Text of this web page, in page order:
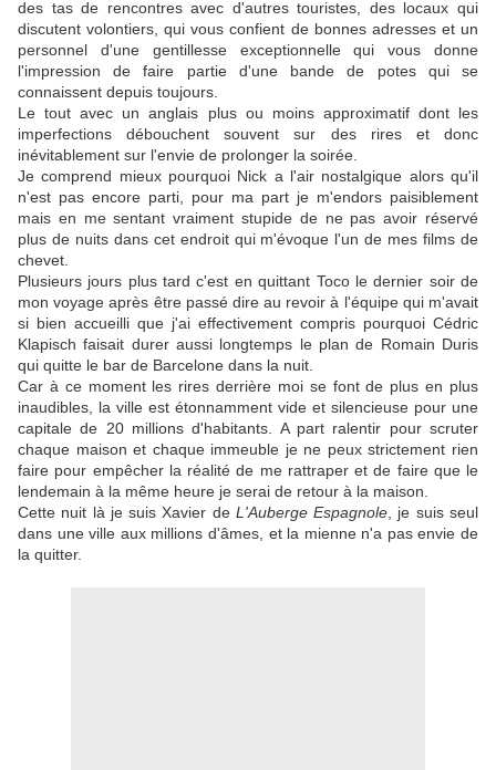
des tas de rencontres avec d'autres touristes, des locaux qui
discutent volontiers, qui vous confient de bonnes adresses et un
personnel d'une gentillesse exceptionnelle qui vous donne
l'impression de faire partie d'une bande de potes qui se
connaissent depuis toujours.
Le tout avec un anglais plus ou moins approximatif dont les
imperfections débouchent souvent sur des rires et donc
inévitablement sur l'envie de prolonger la soirée.
Je comprend mieux pourquoi Nick a l'air nostalgique alors qu'il
n'est pas encore parti, pour ma part je m'endors paisiblement
mais en me sentant vraiment stupide de ne pas avoir réservé
plus de nuits dans cet endroit qui m'évoque l'un de mes films de
chevet.
Plusieurs jours plus tard c'est en quittant Toco le dernier soir de
mon voyage après être passé dire au revoir à l'équipe qui m'avait
si bien accueilli que j'ai effectivement compris pourquoi Cédric
Klapisch faisait durer aussi longtemps le plan de Romain Duris
qui quitte le bar de Barcelone dans la nuit.
Car à ce moment les rires derrière moi se font de plus en plus
inaudibles, la ville est étonnamment vide et silencieuse pour une
capitale de 20 millions d'habitants. A part ralentir pour scruter
chaque maison et chaque immeuble je ne peux strictement rien
faire pour empêcher la réalité de me rattraper et de faire que le
lendemain à la même heure je serai de retour à la maison.
Cette nuit là je suis Xavier de L'Auberge Espagnole , je suis seul
dans une ville aux millions d'âmes, et la mienne n'a pas envie de
la quitter.